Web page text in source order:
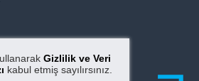
Gizlilik ve Veri
kabul etmiş sayılırsınız.